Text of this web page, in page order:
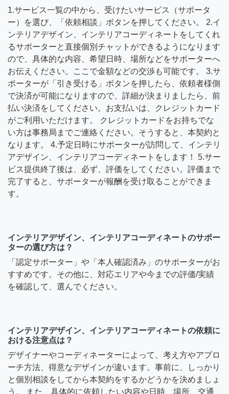
1.サービス一覧の中から、受けたいサービス（サポータ
ー）を選び、「依頼相談」ボタンを押してください。 2.イ
ンテリアデザイン、インテリアコーディネートをしてくれ
るサポーターと直接個別チャットができるようになります
ので、具体的な内容、希望日時、場所などをサポーターへ
お伝えください。ここで金額などの交渉も可能です。 3.サ
ポーターが「引き受ける」ボタンを押したら、依頼者様側
で決済が可能になりますので、詳細が決まりましたら、前
払い決済をしてください。お支払いは、クレジットカード
がご利用いただけます。 クレジットカードをお持ちでな
い方は事務局までご連絡ください。そうすると、本契約と
なります。 4.予定日時にサポーターが訪問して、インテリ
アデザイン、インテリアコーディネートをします！ 5.サー
ビス提供終了後は、必ず、評価をしてください。評価まで
完了すると、サポーターが報酬を受け取ることができま
す。
インテリアデザイン、インテリアコーディネートのサポー
ターの選び方は？
「認定サポーター」や「本人確認済み」のサポーターがお
すすめです。その他に、対応エリアや今までの評価/実績
を確認して、選んでください。
インテリアデザイン、インテリアコーディネートの依頼に
おける注意点は？
デザイナーやコーディネーターによって、考え方やアプロ
ーチ方法、得意なデザインが違います。事前に、しっかり
と個別相談をしてから本契約をするかどうかを決めましょ
う。 また、具体的に依頼したい内容や日時、場所、交通